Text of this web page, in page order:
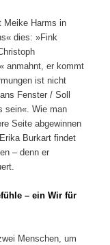
Meike Harms in
dies: »Fink
anmahnt, er kommt
ist nicht
Fenster / Soll
sein«. Wie man
Seite abgewinnen
Burkart findet
– denn er
– ein Wir für
Menschen, um